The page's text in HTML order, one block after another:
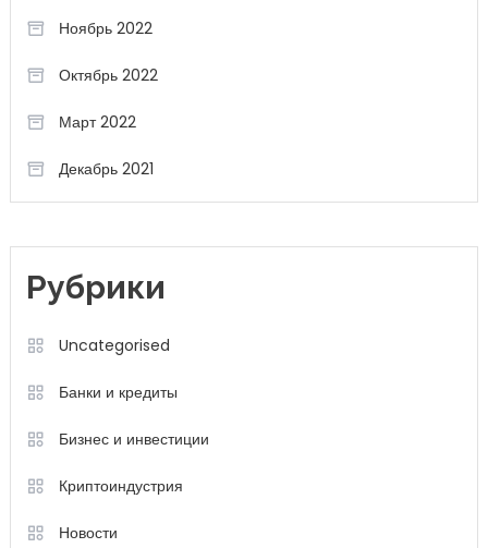
Ноябрь 2022
Октябрь 2022
Март 2022
Декабрь 2021
Рубрики
Uncategorised
Банки и кредиты
Бизнес и инвестиции
Криптоиндустрия
Новости